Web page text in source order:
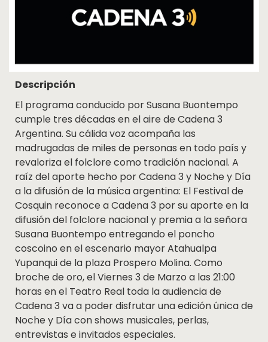
Descripción
El programa conducido por Susana Buontempo
cumple tres décadas en el aire de Cadena 3
Argentina. Su cálida voz acompaña las
madrugadas de miles de personas en todo país y
revaloriza el folclore como tradición nacional. A
raíz del aporte hecho por Cadena 3 y Noche y Día
a la difusión de la música argentina: El Festival de
Cosquin reconoce a Cadena 3 por su aporte en la
difusión del folclore nacional y premia a la señora
Susana Buontempo entregando el poncho
coscoino en el escenario mayor Atahualpa
Yupanqui de la plaza Prospero Molina. Como
broche de oro, el Viernes 3 de Marzo a las 21:00
horas en el Teatro Real toda la audiencia de
Cadena 3 va a poder disfrutar una edición única de
Noche y Día con shows musicales, perlas,
entrevistas e invitados especiales.